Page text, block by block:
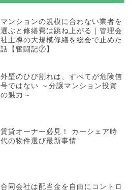
マンションの規模に合わない業者を
選ぶと修繕費は跳ね上がる｜管理会
社主導の大規模修繕を総会で止めた
話【奮闘記⑦】
外壁のひび割れは、すべてが危険信
号ではない ～分譲マンション投資
の魅力～
賃貸オーナー必見！ カーシェア時
代の物件選び最新事情
合同会社は配当金を自由にコントロ